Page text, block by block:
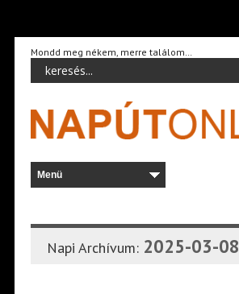
Mondd meg nékem, merre találom…
Napi Archívum: 2025-03-08